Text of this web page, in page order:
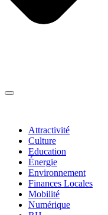
Attractivité
Culture
Education
Énergie
Environnement
Finances Locales
Mobilité
Numérique